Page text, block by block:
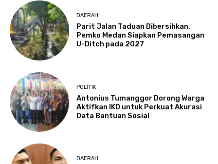
DAERAH
Parit Jalan Taduan Dibersihkan,
Pemko Medan Siapkan Pemasangan
U-Ditch pada 2027
POLITIK
Antonius Tumanggor Dorong Warga
Aktifkan IKD untuk Perkuat Akurasi
Data Bantuan Sosial
DAERAH